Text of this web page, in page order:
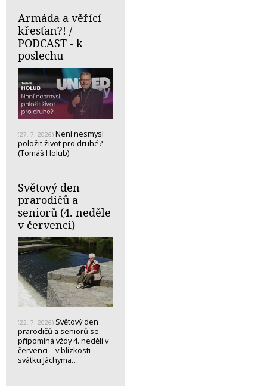
Armáda a věřící
křesťan?! /
PODCAST - k
poslechu
(27. 7. 2026) Není nesmysl
položit život pro druhé?
(Tomáš Holub)
Světový den
prarodičů a
seniorů (4. neděle
v červenci)
(22. 7. 2026) Světový den
prarodičů a seniorů se
připomíná vždy 4. neděli v
červenci - v blízkosti
svátku Jáchyma…